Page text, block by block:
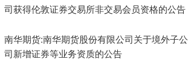
司获得伦敦证券交易所非交易会员资格的公告
南华期货:南华期货股份有限公司关于境外子公
司新增证券等业务资质的公告